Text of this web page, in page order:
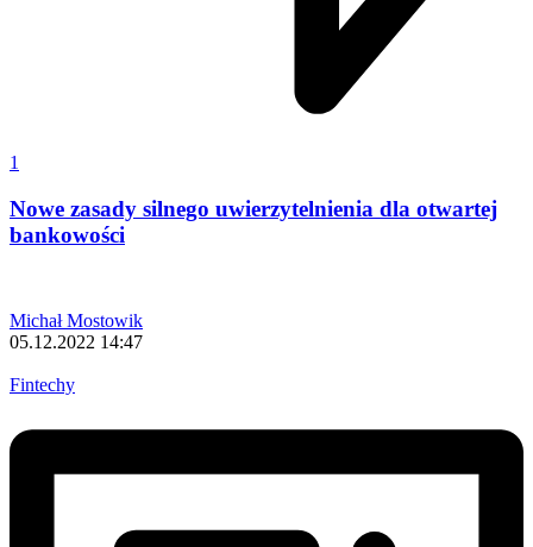
1
Nowe zasady silnego uwierzytelnienia dla otwartej
bankowości
Michał Mostowik
05.12.2022 14:47
Fintechy